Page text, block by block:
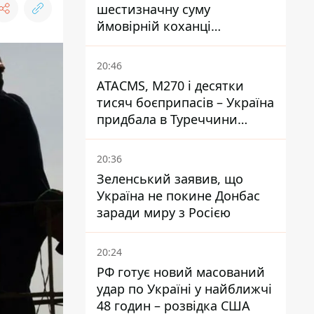
шестизначну суму
ймовірній коханці
Інфантіно - The Telegraph
20:46
ATACMS, M270 і десятки
тисяч боєприпасів – Україна
придбала в Туреччини
потужний пакет озброєння
20:36
Зеленський заявив, що
Україна не покине Донбас
заради миру з Росією
20:24
РФ готує новий масований
удар по Україні у найближчі
48 годин – розвідка США